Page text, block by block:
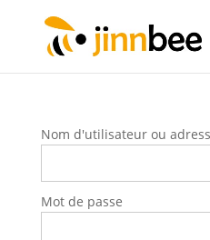
Nom d'utilisateur ou
Mot de passe